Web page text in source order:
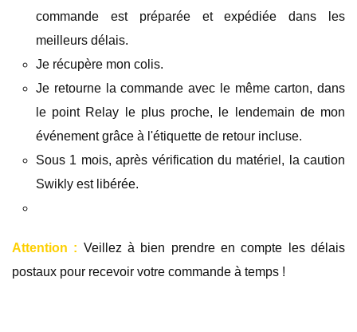
commande est préparée et expédiée dans les
meilleurs délais.
Je récupère mon colis.
Je retourne la commande avec le même carton, dans
le point Relay le plus proche, le lendemain de mon
événement grâce à l'étiquette de retour incluse.
Sous 1 mois, après vérification du matériel, la caution
Swikly est libérée.
Attention : Veillez à bien prendre en compte les délais
postaux pour recevoir votre commande à temps !